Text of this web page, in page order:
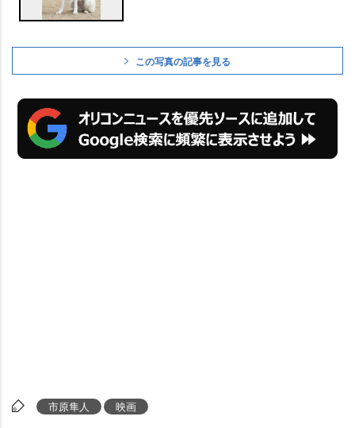
この写真の記事を見る
市原隼人 映画